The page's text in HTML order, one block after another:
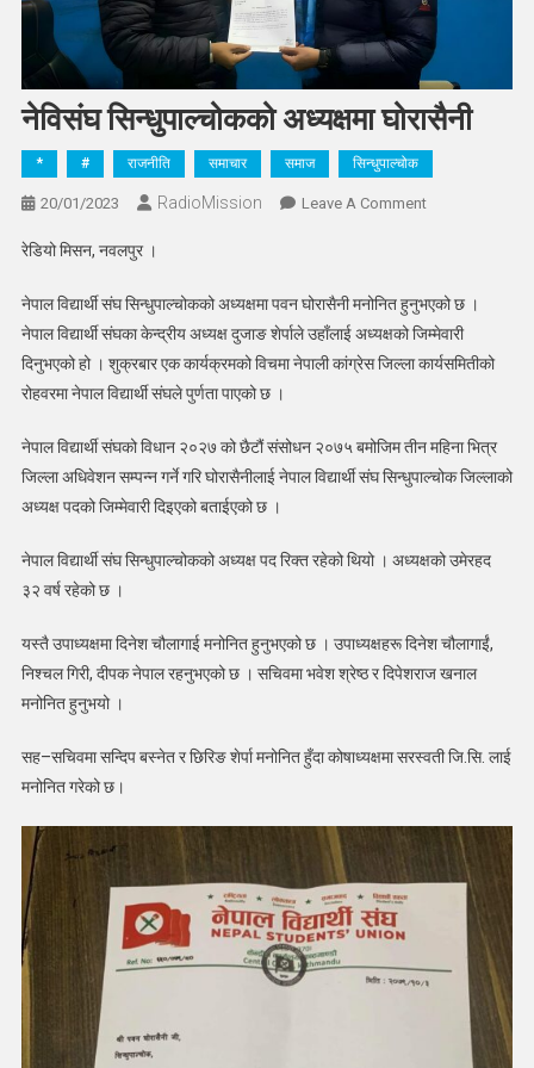
नेविसंघ सिन्धुपाल्चोकको अध्यक्षमा घोरासैनी
* # राजनीति समाचार समाज सिन्धुपाल्चोक
20/01/2023 RadioMission Leave A CommentOn
घोरासैनी
रेडियो मिसन, नवलपुर ।
नेपाल विद्यार्थी संघ सिन्धुपाल्चोकको अध्यक्षमा पवन घोरासैनी मनोनित हुनुभएको छ ।
नेपाल विद्यार्थी संघका केन्द्रीय अध्यक्ष दुजाङ शेर्पाले उहाँलाई अध्यक्षको जिम्मेवारी
दिनुभएको हो । शुक्रबार एक कार्यक्रमको विचमा नेपाली कांग्रेस जिल्ला कार्यसमितीको
रोहवरमा नेपाल विद्यार्थी संघले पुर्णता पाएको छ ।
नेपाल विद्यार्थी संघको विधान २०२७ को छैटौं संसोधन २०७५ बमोजिम तीन महिना भित्र
जिल्ला अधिवेशन सम्पन्न गर्ने गरि घोरासैनीलाई नेपाल विद्यार्थी संघ सिन्धुपाल्चोक जिल्लाको
अध्यक्ष पदको जिम्मेवारी दिइएको बताईएको छ ।
नेपाल विद्यार्थी संघ सिन्धुपाल्चोकको अध्यक्ष पद रिक्त रहेको थियो । अध्यक्षको उमेरहद
३२ वर्ष रहेको छ ।
यस्तै उपाध्यक्षमा दिनेश चौलागाई मनोनित हुनुभएको छ । उपाध्यक्षहरू दिनेश चौलागाईं,
निश्चल गिरी, दीपक नेपाल रहनुभएको छ । सचिवमा भवेश श्रेष्ठ र दिपेशराज खनाल
मनोनित हुनुभयो ।
सह–सचिवमा सन्दिप बस्नेत र छिरिङ शेर्पा मनोनित हुँदा कोषाध्यक्षमा सरस्वती जि.सि. लाई
मनोनित गरेको छ।